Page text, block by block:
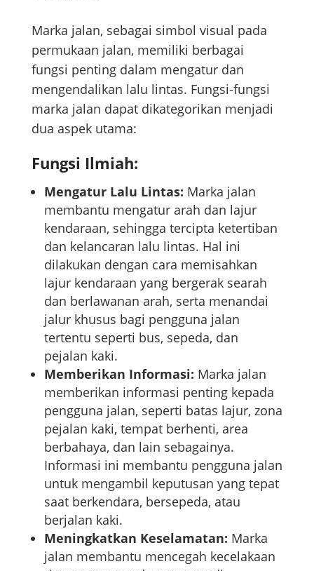
Marka jalan, sebagai simbol visual pada
permukaan jalan, memiliki berbagai
fungsi penting dalam mengatur dan
mengendalikan lalu lintas. Fungsi-fungsi
marka jalan dapat dikategorikan menjadi
dua aspek utama:
Fungsi Ilmiah:
Mengatur Lalu Lintas: Marka jalan
membantu mengatur arah dan lajur
kendaraan, sehingga tercipta ketertiban
dan kelancaran lalu lintas. Hal ini
dilakukan dengan cara memisahkan
lajur kendaraan yang bergerak searah
dan berlawanan arah, serta menandai
jalur khusus bagi pengguna jalan
tertentu seperti bus, sepeda, dan
pejalan kaki.
Memberikan Informasi: Marka jalan
memberikan informasi penting kepada
pengguna jalan, seperti batas lajur, zona
pejalan kaki, tempat berhenti, area
berbahaya, dan lain sebagainya.
Informasi ini membantu pengguna jalan
untuk mengambil keputusan yang tepat
saat berkendara, bersepeda, atau
berjalan kaki.
Meningkatkan Keselamatan: Marka
jalan membantu mencegah kecelakaan